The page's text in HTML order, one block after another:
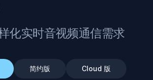
化实时音视频通信需求
简约版 Cloud 版